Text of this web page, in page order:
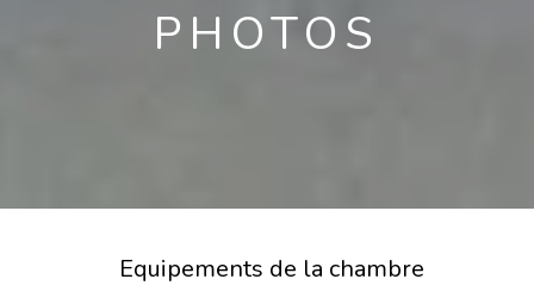
PHOTOS
Equipements de la chambre